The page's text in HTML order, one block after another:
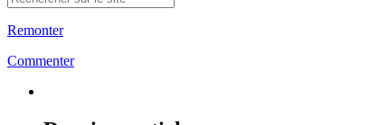
Remonter
Commenter